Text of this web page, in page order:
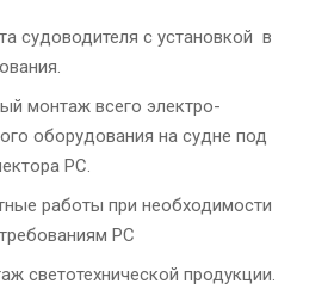
судоводителя с установкой в
монтаж всего электро-
оборудования на судне под
РС.
работы при необходимости
РС
светотехнической продукции.